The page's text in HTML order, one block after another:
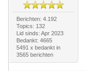
Berichten: 4.192
Topics: 132
Lid sinds: Apr 2023
Bedankt: 4665
5491 x bedankt in
3565 berichten